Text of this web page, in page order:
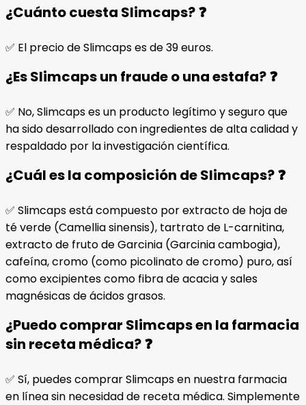
¿Cuánto cuesta Slimcaps? ❓
✅ El precio de Slimcaps es de 39 euros.
¿Es Slimcaps un fraude o una estafa? ❓
✅ No, Slimcaps es un producto legítimo y seguro que
ha sido desarrollado con ingredientes de alta calidad y
respaldado por la investigación científica.
¿Cuál es la composición de Slimcaps? ❓
✅ Slimcaps está compuesto por extracto de hoja de
té verde (Camellia sinensis), tartrato de L-carnitina,
extracto de fruto de Garcinia (Garcinia cambogia),
cafeína, cromo (como picolinato de cromo) puro, así
como excipientes como fibra de acacia y sales
magnésicas de ácidos grasos.
¿Puedo comprar Slimcaps en la farmacia
sin receta médica? ❓
✅ Sí, puedes comprar Slimcaps en nuestra farmacia
en línea sin necesidad de receta médica. Simplemente